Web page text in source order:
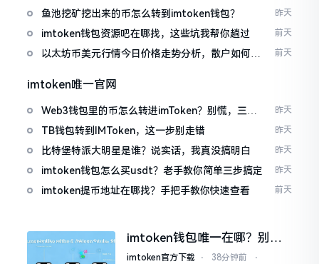
包
鱼池挖矿挖出来的币怎么转到imtoken钱包？ 昨天
imtoken钱包资源吧在哪找，这些坑我帮你趟过 前天
以太坊币美元行情今日价格走势分析，散户如何避
前天
imtoken唯一官网
Web3钱包里的币怎么转进imToken？别慌，三步
搞定
昨天
TB钱包转到IMToken，这一步别走错 昨天
比特堡特派大明星是谁？说实话，我真没搞明白 昨天
imtoken钱包怎么买usdt？老手教你简单三步搞定 昨天
imtoken提币地址在哪找？手把手教你快速查看 前天
imtoken钱包唯一在哪？别乱
点，小心假网站
imtoken官方下载 ⋅ 38分钟前
⋅